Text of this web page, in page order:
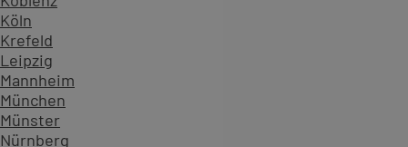
Köln
Krefeld
Leipzig
Mannheim
München
Münster
Nürnberg
Startseite
Zahlen, die Vertrauen schaffen - überzeugen Sie sich
234.630
Teilnehmende
904